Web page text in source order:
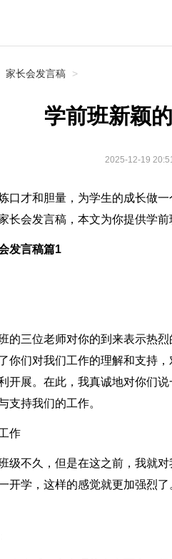
家长会发言稿 >
学前班新颖
2025-12-19
口才和胆量，为学生的成长做
长会发言稿，本文为你提供学
发言稿篇1
的三位老师对你的到来表示热
你们对我们工作的理解和支持
开展。在此，我真诚地对你们
支持我们的工作。
作
级不久，但是在这之前，我就
开学，这样的感觉就更加强烈